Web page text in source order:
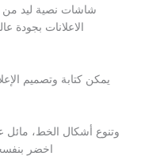
شاشات نصية ليد من
الاعلانات
يمكن كتابة وتصميم
وتنوع أشكال الخط، مائل
اخضر